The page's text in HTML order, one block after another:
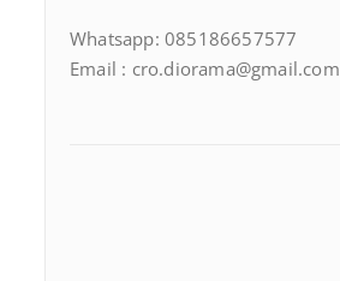
Whatsapp: 085186657577
Email : cro.diorama@gmail.com